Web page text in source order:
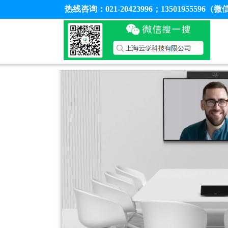
热线咨询：021-20423996；13501955596（微